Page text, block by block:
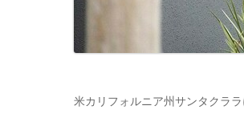
米カリフォルニア州サンタクラ